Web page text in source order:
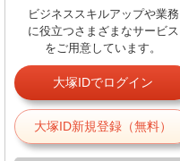
ビジネススキルアップや業務
に役立つさまざまなサービス
をご用意しています。
大塚IDでログイン
大塚ID新規登録（無料）